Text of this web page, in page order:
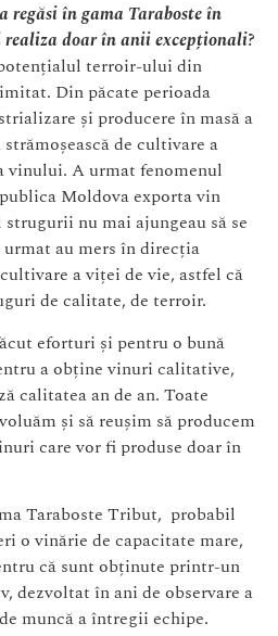
regăsi în gama Taraboste în
doar în anii excepționali?
potențialul terroir-ului din
Din păcate perioada
și producere în masă a
de cultivare a
vinului. A urmat fenomenul
Moldova exporta vin
nu mai ajungeau să se
au mers în direcția
a viței de vie, astfel că
de calitate, de terroir.
eforturi și pentru o bună
a obține vinuri calitative,
calitatea an de an. Toate
și să reușim să producem
care vor fi produse doar în
Taraboste Tribut, probabil
o vinărie de capacitate mare,
că sunt obținute printr-un
dezvoltat în ani de observare a
muncă a întregii echipe.